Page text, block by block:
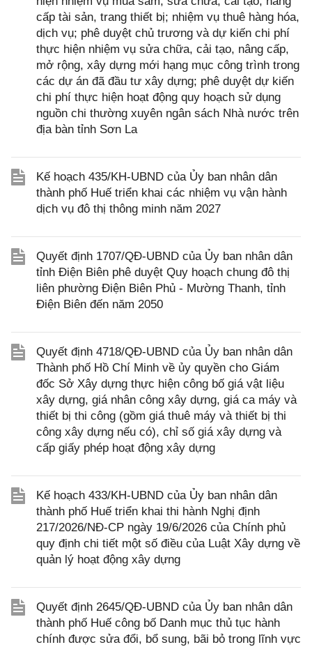
cấp tài sản, trang thiết bị; nhiệm vụ thuê hàng hóa,
dịch vụ; phê duyệt chủ trương và dự kiến chi phí
thực hiện nhiệm vụ sửa chữa, cải tạo, nâng cấp,
mở rộng, xây dựng mới hạng mục công trình trong
các dự án đã đầu tư xây dựng; phê duyệt dự kiến
chi phí thực hiện hoạt động quy hoạch sử dụng
nguồn chi thường xuyên ngân sách Nhà nước trên
địa bàn tỉnh Sơn La
Kế hoạch 435/KH-UBND của Ủy ban nhân dân
thành phố Huế triển khai các nhiệm vụ vận hành
dịch vụ đô thị thông minh năm 2027
Quyết định 1707/QĐ-UBND của Ủy ban nhân dân
tỉnh Điện Biên phê duyệt Quy hoạch chung đô thị
liên phường Điện Biên Phủ - Mường Thanh, tỉnh
Điện Biên đến năm 2050
Quyết định 4718/QĐ-UBND của Ủy ban nhân dân
Thành phố Hồ Chí Minh về ủy quyền cho Giám
đốc Sở Xây dựng thực hiện công bố giá vật liệu
xây dựng, giá nhân công xây dựng, giá ca máy và
thiết bị thi công (gồm giá thuê máy và thiết bị thi
công xây dựng nếu có), chỉ số giá xây dựng và
cấp giấy phép hoạt động xây dựng
Kế hoạch 433/KH-UBND của Ủy ban nhân dân
thành phố Huế triển khai thi hành Nghị định
217/2026/NĐ-CP ngày 19/6/2026 của Chính phủ
quy định chi tiết một số điều của Luật Xây dựng về
quản lý hoạt động xây dựng
Quyết định 2645/QĐ-UBND của Ủy ban nhân dân
thành phố Huế công bố Danh mục thủ tục hành
chính được sửa đổi, bổ sung, bãi bỏ trong lĩnh vực